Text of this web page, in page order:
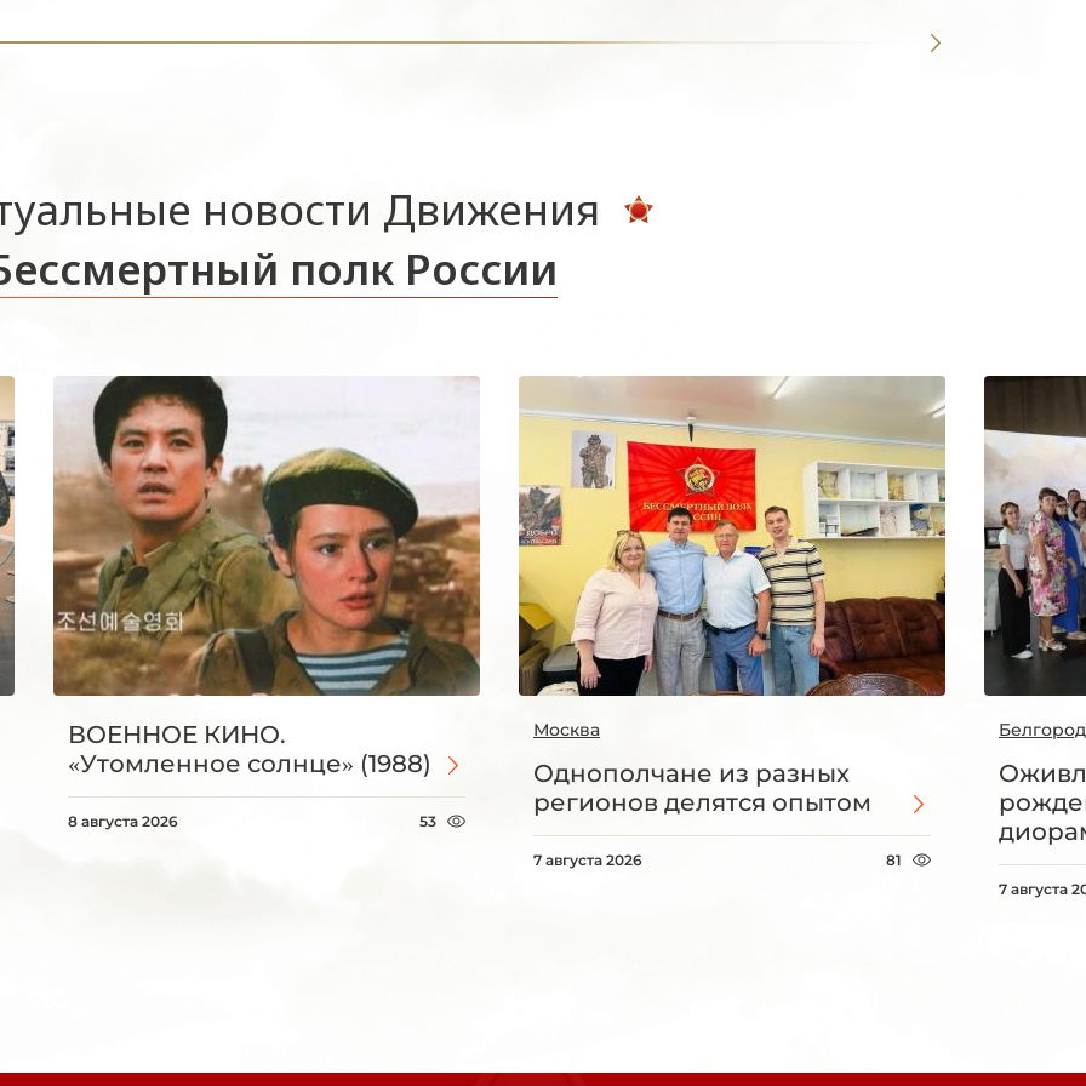
новости Движения
полк России
ВОЕННОЕ КИНО.
«Утомленное солнце» (1988)
8 августа 2026 53
Москва
Однополчане из разных
регионов делятся опытом
7 августа 2026 81
7 августа